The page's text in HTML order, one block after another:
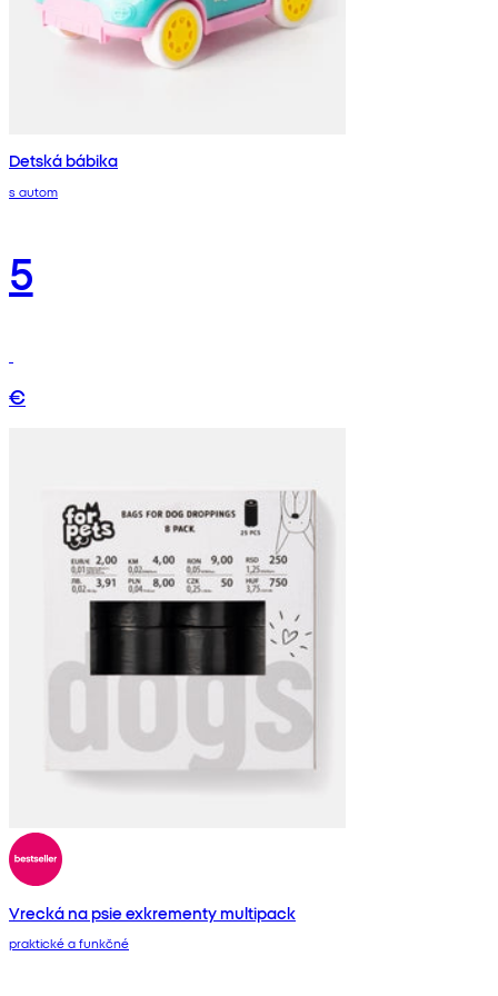
Detská bábika
s autom
5
€
Vrecká na psie exkrementy multipack
praktické a funkčné